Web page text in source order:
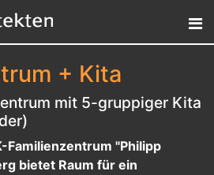
+ Kita
mit 5-gruppiger Kita
Familienzentrum "Philipp
bietet Raum für ein